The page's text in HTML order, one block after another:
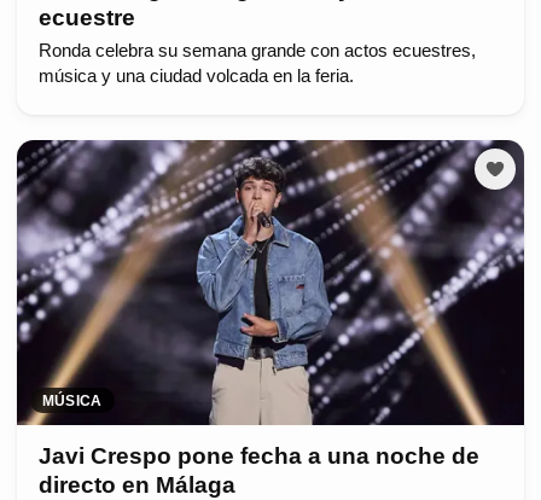
ecuestre
Ronda celebra su semana grande con actos ecuestres,
música y una ciudad volcada en la feria.
MÚSICA
Javi Crespo pone fecha a una noche de
directo en Málaga